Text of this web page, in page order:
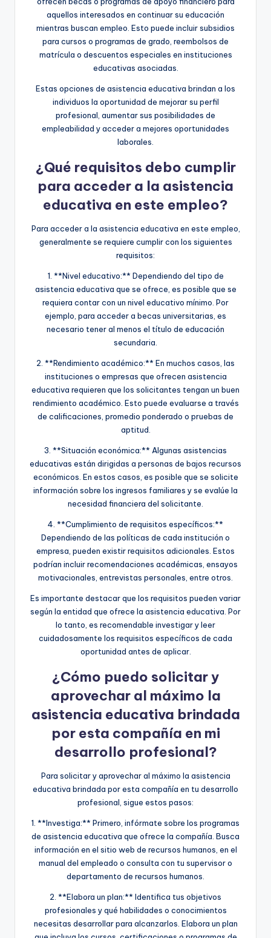
aquellos interesados en continuar su educación
mientras buscan empleo. Esto puede incluir subsidios
para cursos o programas de grado, reembolsos de
matrícula o descuentos especiales en instituciones
educativas asociadas.
Estas opciones de asistencia educativa brindan a los
individuos la oportunidad de mejorar su perfil
profesional, aumentar sus posibilidades de
empleabilidad y acceder a mejores oportunidades
laborales.
¿Qué requisitos debo cumplir
para acceder a la asistencia
educativa en este empleo?
Para acceder a la asistencia educativa en este empleo,
generalmente se requiere cumplir con los siguientes
requisitos:
1. **Nivel educativo:** Dependiendo del tipo de
asistencia educativa que se ofrece, es posible que se
requiera contar con un nivel educativo mínimo. Por
ejemplo, para acceder a becas universitarias, es
necesario tener al menos el título de educación
secundaria.
2. **Rendimiento académico:** En muchos casos, las
instituciones o empresas que ofrecen asistencia
educativa requieren que los solicitantes tengan un buen
rendimiento académico. Esto puede evaluarse a través
de calificaciones, promedio ponderado o pruebas de
aptitud.
3. **Situación económica:** Algunas asistencias
educativas están dirigidas a personas de bajos recursos
económicos. En estos casos, es posible que se solicite
información sobre los ingresos familiares y se evalúe la
necesidad financiera del solicitante.
4. **Cumplimiento de requisitos específicos:**
Dependiendo de las políticas de cada institución o
empresa, pueden existir requisitos adicionales. Estos
podrían incluir recomendaciones académicas, ensayos
motivacionales, entrevistas personales, entre otros.
Es importante destacar que los requisitos pueden variar
según la entidad que ofrece la asistencia educativa. Por
lo tanto, es recomendable investigar y leer
cuidadosamente los requisitos específicos de cada
oportunidad antes de aplicar.
¿Cómo puedo solicitar y
aprovechar al máximo la
asistencia educativa brindada
por esta compañía en mi
desarrollo profesional?
Para solicitar y aprovechar al máximo la asistencia
educativa brindada por esta compañía en tu desarrollo
profesional, sigue estos pasos:
1. **Investiga:** Primero, infórmate sobre los programas
de asistencia educativa que ofrece la compañía. Busca
información en el sitio web de recursos humanos, en el
manual del empleado o consulta con tu supervisor o
departamento de recursos humanos.
2. **Elabora un plan:** Identifica tus objetivos
profesionales y qué habilidades o conocimientos
necesitas desarrollar para alcanzarlos. Elabora un plan